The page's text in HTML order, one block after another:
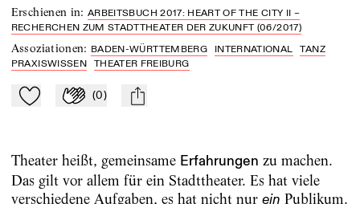
Erschienen in:ARBEITSBUCH 2017: HEART OF THE CITY II –
RECHERCHEN ZUM STADTTHEATER DER ZUKUNFT (06/2017)
Assoziationen: BADEN-WÜRTTEMBERG INTERNATIONAL
TANZ
PRAXISWISSEN
THEATER FREIBURG
Zu Mein-TdZ hinzufügen
Applaudieren
(0) mail
Theater heißt, gemeinsame Erfahrungen zu machen.
Das gilt vor allem für ein Stadttheater. Es hat viele
verschiedene Aufgaben, es hat nicht nur ein Publikum.